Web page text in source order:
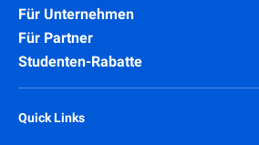
Für Unternehmen
Für Partner
Studenten-Rabatte
Quick Links